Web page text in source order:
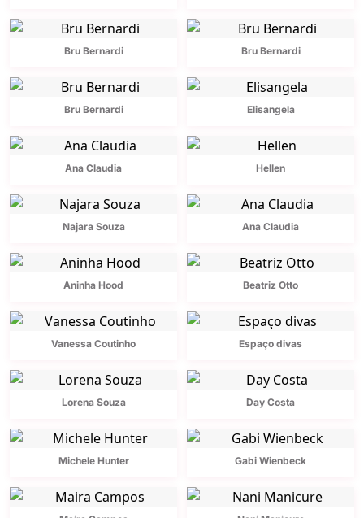
Bru Bernardi Bru Bernardi
Bru Bernardi Elisangela
Ana Claudia Hellen
Najara Souza Ana Claudia
Aninha Hood Beatriz Otto
Vanessa Coutinho Espaço divas
Lorena Souza Day Costa
Michele Hunter Gabi Wienbeck